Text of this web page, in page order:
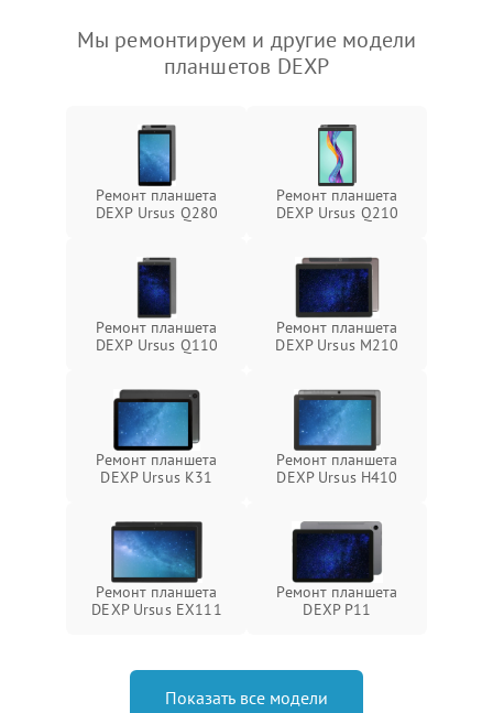
Мы ремонтируем и другие модели
планшетов DEXP
Ремонт планшета
DEXP Ursus Q280
Ремонт планшета
DEXP Ursus Q210
Ремонт планшета
DEXP Ursus Q110
Ремонт планшета
DEXP Ursus M210
Ремонт планшета
DEXP Ursus K31
Ремонт планшета
DEXP Ursus H410
Ремонт планшета
DEXP Ursus EX111
Ремонт планшета
DEXP P11
Показать все модели